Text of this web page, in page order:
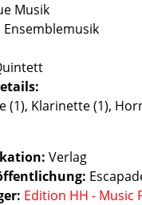
Musik
Ensemblemusik
(1), Klarinette (1),
Verlag
Edition HH - Music